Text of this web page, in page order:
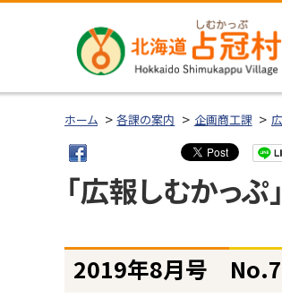
メ
北海道占冠
村
ホーム 各課の案内 企画商工課
「広報しむかっ
ページ内目次
2
2019年8月号
戻